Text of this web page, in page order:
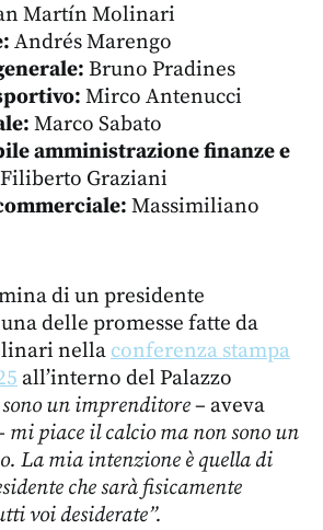
Martín Molinari
Andrés Marengo
Bruno Pradines
Mirco Antenucci
Marco Sabato
amministrazione finanze e
Filiberto Graziani
Massimiliano
di un presidente
delle promesse fatte da
nella conferenza stampa
all’interno del Palazzo
un imprenditore– aveva
mi piace il calcio ma non sono un
La mia intenzione è quella di
che sarà fisicamente
voi desiderate”.